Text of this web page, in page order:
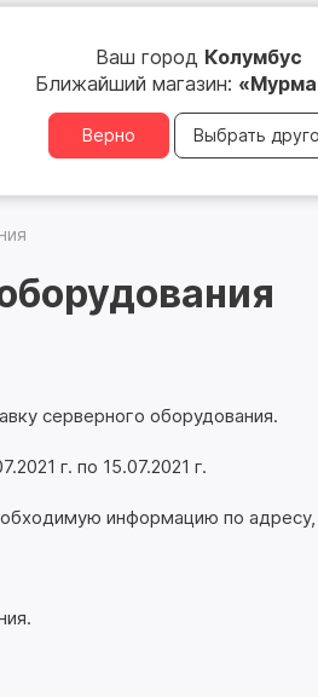
Юридическим лицам
Ваш город Колумбус
Ближайший магазин:
Верно Выбрать
серверного оборудования.
г. по 15.07.2021 г.
информацию по адресу,